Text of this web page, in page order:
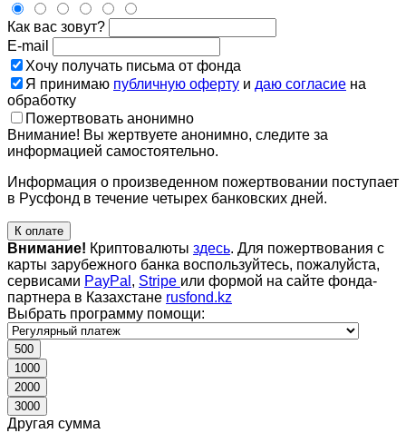
Как вас зовут?
E-mail
Хочу получать письма от фонда
Я принимаю публичную оферту и даю согласие на
обработку
Пожертвовать анонимно
Внимание! Вы жертвуете анонимно, следите за
информацией самостоятельно.
Информация о произведенном пожертвовании поступает
в Русфонд в течение четырех банковских дней.
К оплате
Внимание! Криптовалюты здесь. Для пожертвования с
карты зарубежного банка воспользуйтесь, пожалуйста,
сервисами PayPal , Stripe или формой на сайте фонда-
партнера в Казахстане rusfond.kz
Выбрать программу помощи:
500
1000
2000
3000
Другая сумма